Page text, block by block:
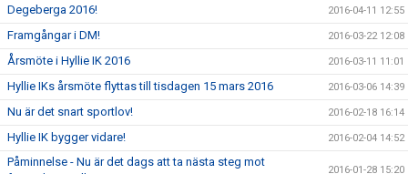
Degeberga 2016! 2016-04-11 12:55
Framgångar i DM! 2016-03-22 12:08
Årsmöte i Hyllie IK 2016 2016-03-11 11:01
Hyllie IKs årsmöte flyttas till tisdagen 15 mars 2016 2016-03-06 14:39
Nu är det snart sportlov! 2016-02-18 16:14
Hyllie IK bygger vidare! 2016-02-04 14:52
Påminnelse - Nu är det dags att ta nästa steg mot
2016-01-28 15:20